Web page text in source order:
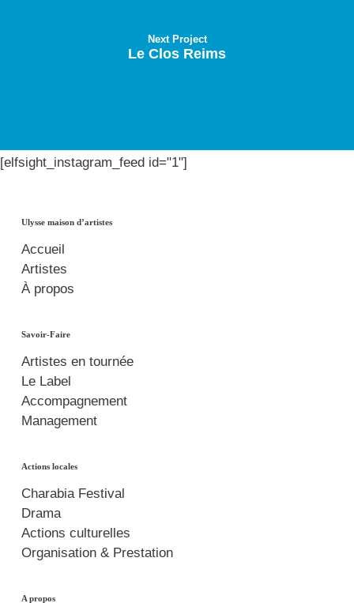
Next Project
Le Clos Reims
[elfsight_instagram_feed id="1"]
Ulysse maison d’artistes
Accueil
Artistes
À propos
Savoir-Faire
Artistes en tournée
Le Label
Accompagnement
Management
Actions locales
Charabia Festival
Drama
Actions culturelles
Organisation & Prestation
A propos